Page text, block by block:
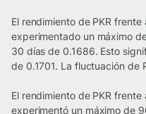
El rendimiento de PKR
experimentado un máximo
30 días de 0.1686. Esto
de 0.1701. La fluctuación de
El rendimiento de PKR
experimentó un máximo de